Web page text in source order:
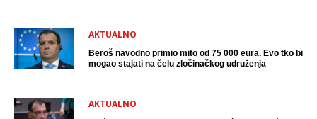
AKTUALNO
Beroš navodno primio mito od 75 000 eura. Evo tko bi
mogao stajati na čelu zločinačkog udruženja
AKTUALNO